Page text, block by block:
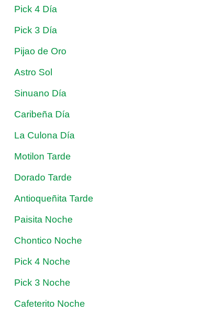
Pick 4 Día
Pick 3 Día
Pijao de Oro
Astro Sol
Sinuano Día
Caribeña Día
La Culona Día
Motilon Tarde
Dorado Tarde
Antioqueñita Tarde
Paisita Noche
Chontico Noche
Pick 4 Noche
Pick 3 Noche
Cafeterito Noche